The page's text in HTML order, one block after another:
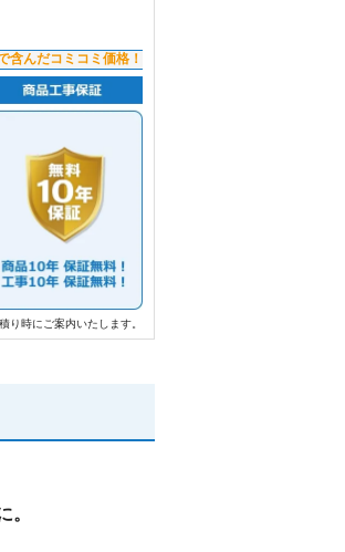
含んだコミコミ価格！
時にご案内いたします。
。